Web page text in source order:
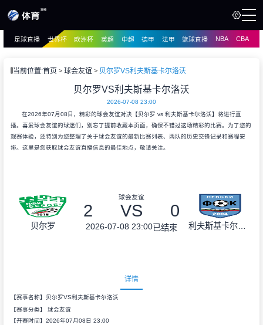
播
足球直播 世界杯 欧洲杯 英超 中超 德甲 法甲 篮球直播 NBA CBA
当前位置:首页 球会友谊 贝尔罗VS利夫斯基卡尔洛沃
贝尔罗VS利夫斯基卡尔洛沃
2026-07-08 23:00
在2026年07月08日，精彩的球会友谊对决【贝尔罗 vs 利夫斯基卡尔洛沃】将进行直
播。喜爱球会友谊的球迷们，别忘了提前收藏本页面，确保不错过这场精彩的比赛。为了您的
观赛体验，还特别为您整理了关于球会友谊的最新比赛列表、两队的历史交锋记录和赛程安
排。这里是您获取球会友谊直播信息的最佳地点，敬请关注。
贝尔罗
球会友谊
2 VS 0
2026-07-08 23:00已结束 利夫斯基卡尔洛沃
详情
【赛事名称】贝尔罗VS利夫斯基卡尔洛沃
【赛事分类】 球会友谊
【开赛时间】2026年07月08日 23:00